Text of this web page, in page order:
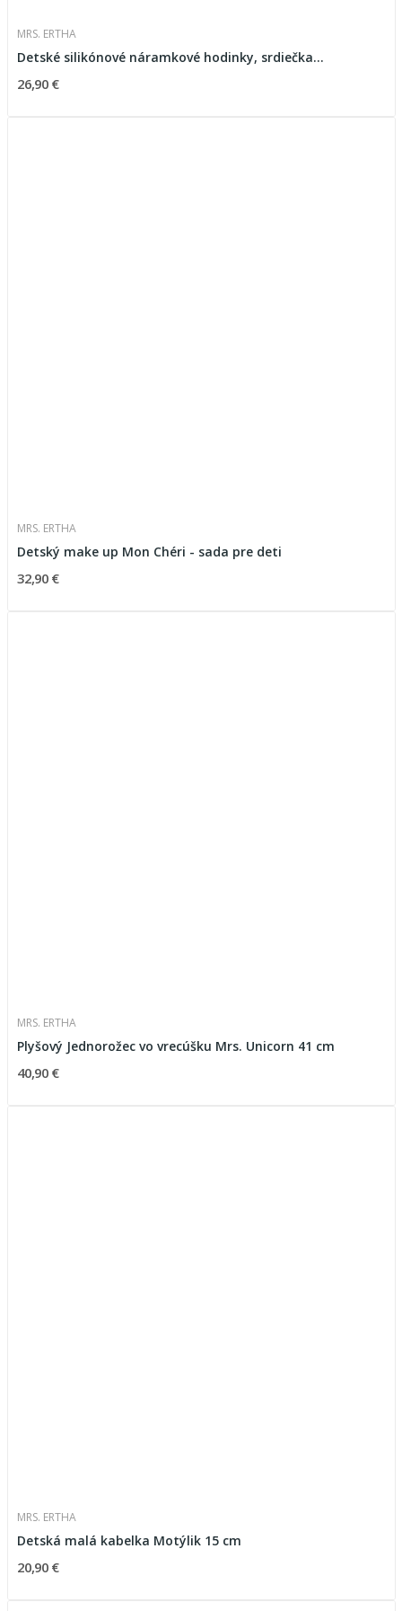
MRS. ERTHA
Detské silikónové náramkové hodinky, srdiečka...
26,90 €
MRS. ERTHA
Detský make up Mon Chéri - sada pre deti
32,90 €
MRS. ERTHA
Plyšový Jednorožec vo vrecúšku Mrs. Unicorn 41 cm
40,90 €
MRS. ERTHA
Detská malá kabelka Motýlik 15 cm
20,90 €